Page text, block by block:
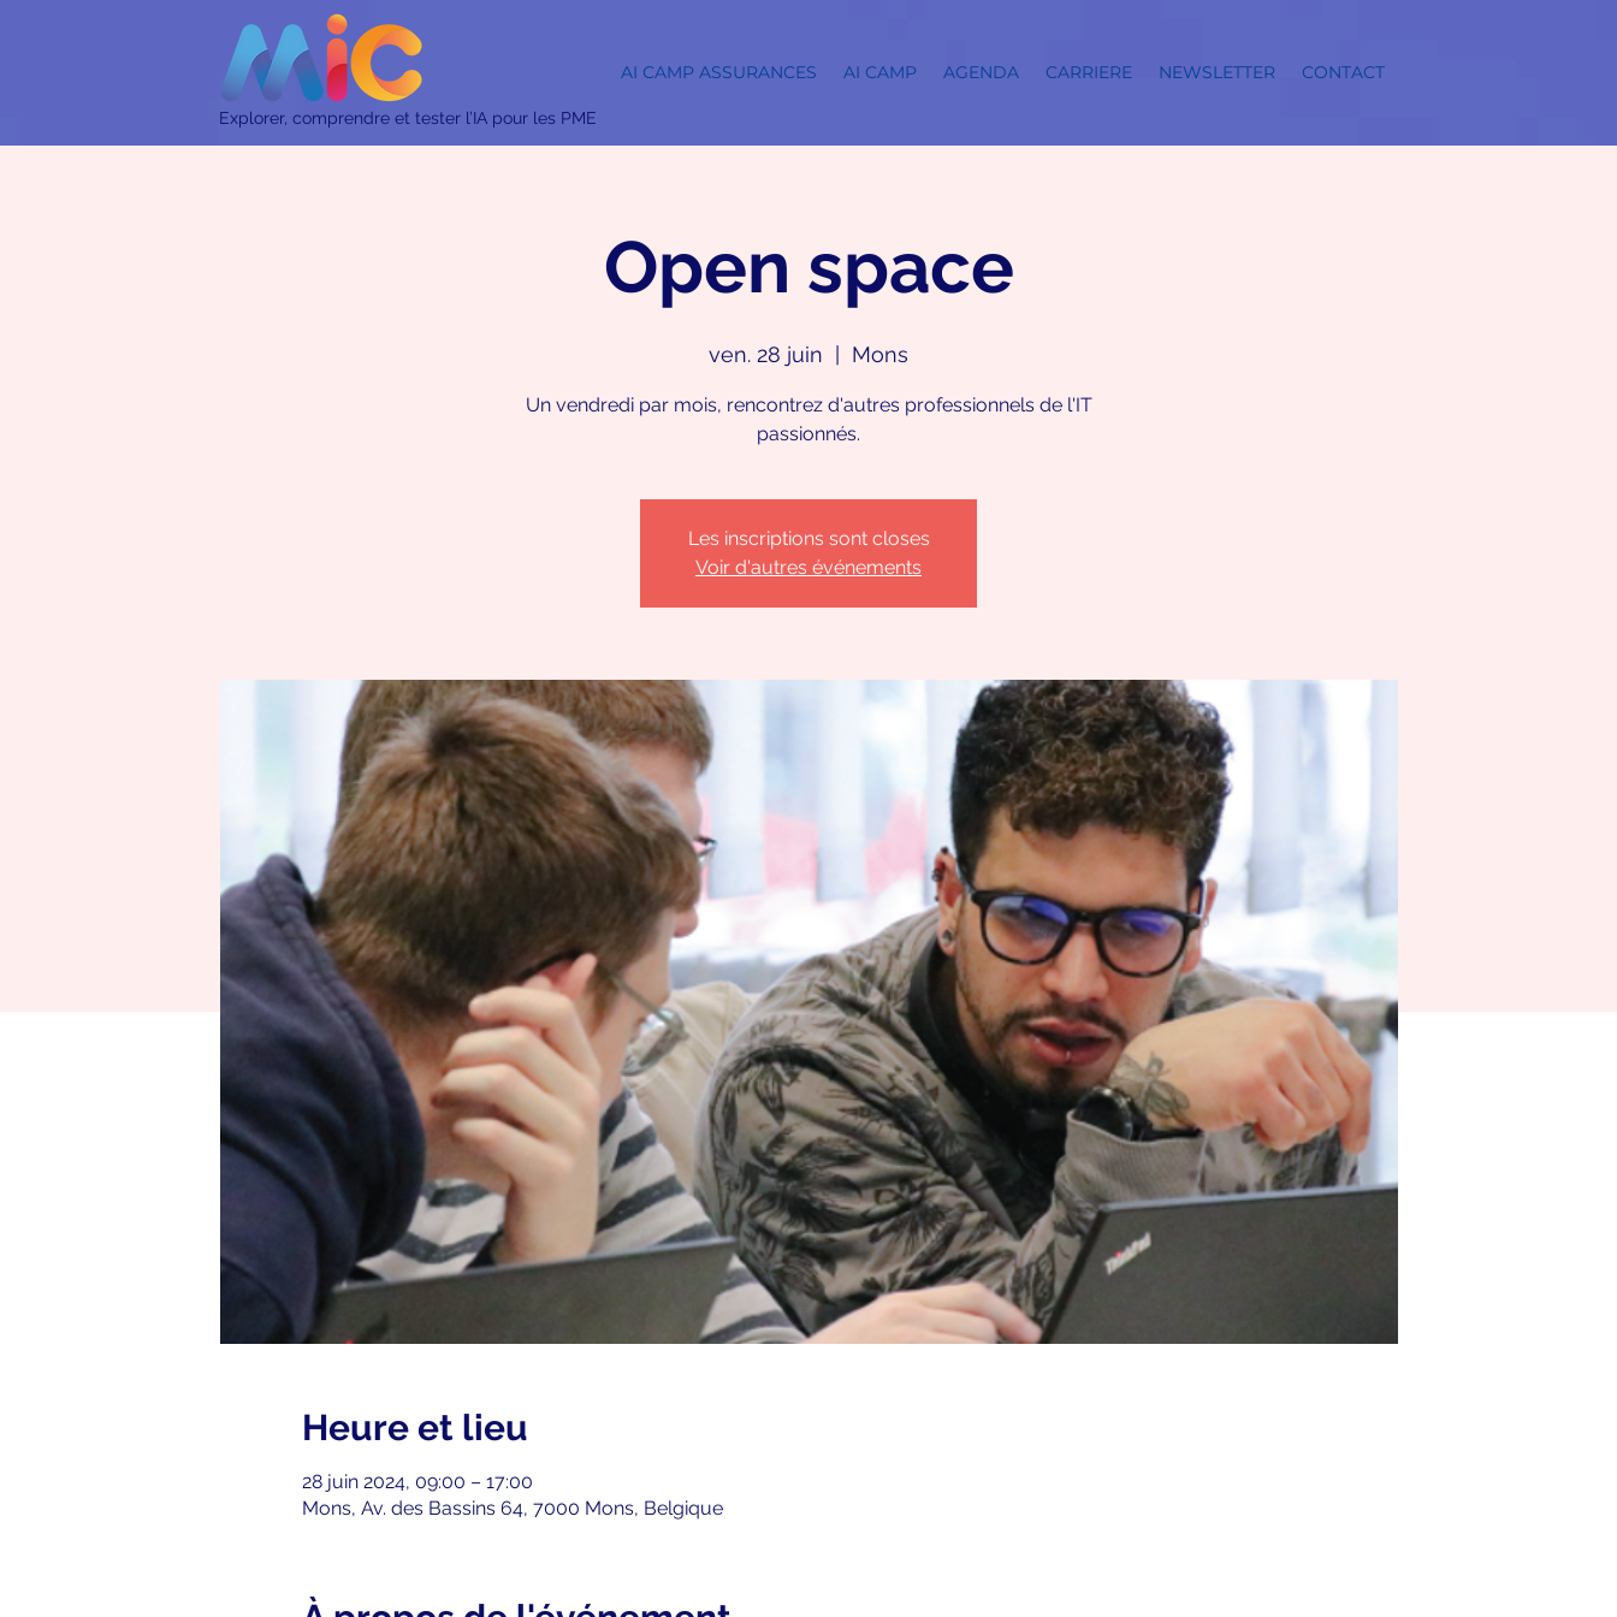
AI CAMP ASSURANCES AI CAMP AGENDA CARRIERE NEWSLETTER CONTACT
Explorer, comprendre et tester l’IA pour les PME
Open space
ven. 28 juin Mons
Un vendredi par mois, rencontrez d'autres professionnels de l'IT
Les inscriptions sont closes
Voir d'autres événements
Heure et lieu
28 juin 2024, 09:00 – 17:00
Mons, Av. des Bassins 64, 7000 Mons, Belgique